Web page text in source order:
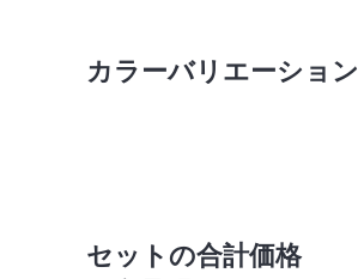
カラーバリエーション
セットの合計価格